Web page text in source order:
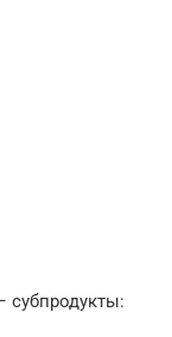
субпродукты: